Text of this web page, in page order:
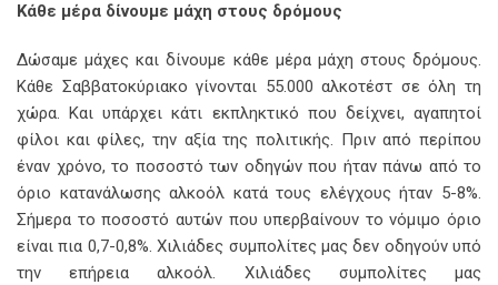
Κάθε μέρα δίνουμε μάχη στους δρόμους
Δώσαμε μάχες και δίνουμε κάθε μέρα μάχη στους δρόμους.
Κάθε Σαββατοκύριακο γίνονται 55.000 αλκοτέστ σε όλη τη
χώρα. Και υπάρχει κάτι εκπληκτικό που δείχνει, αγαπητοί
φίλοι και φίλες, την αξία της πολιτικής. Πριν από περίπου
έναν χρόνο, το ποσοστό των οδηγών που ήταν πάνω από το
όριο κατανάλωσης αλκοόλ κατά τους ελέγχους ήταν 5-8%.
Σήμερα το ποσοστό αυτών που υπερβαίνουν το νόμιμο όριο
είναι πια 0,7-0,8%. Χιλιάδες συμπολίτες μας δεν οδηγούν υπό
την επήρεια αλκοόλ. Χιλιάδες συμπολίτες μας